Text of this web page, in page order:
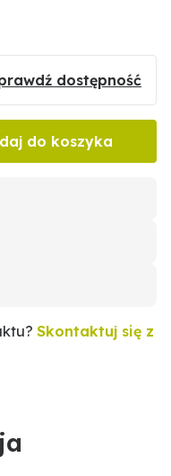
dostępność
do koszyka
Skontaktuj się z